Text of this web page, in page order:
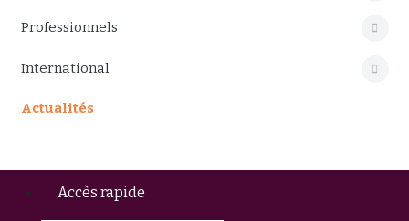
Professionnels
International
Actualités
Accès rapide